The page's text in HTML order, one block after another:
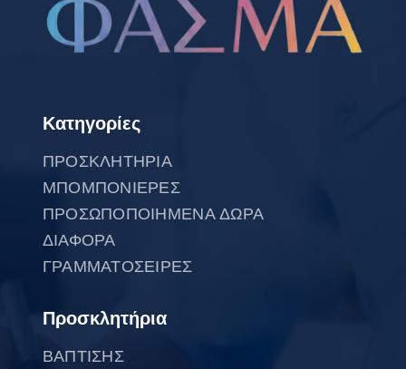
Κατηγορίες
ΠΡΟΣΚΛΗΤΗΡΙΑ
ΜΠΟΜΠΟΝΙΕΡΕΣ
ΠΡΟΣΩΠΟΠΟΙΗΜΕΝΑ ΔΩΡΑ
ΔΙΑΦΟΡΑ
ΓΡΑΜΜΑΤΟΣΕΙΡΕΣ
Προσκλητήρια
ΒΑΠΤΙΣΗΣ